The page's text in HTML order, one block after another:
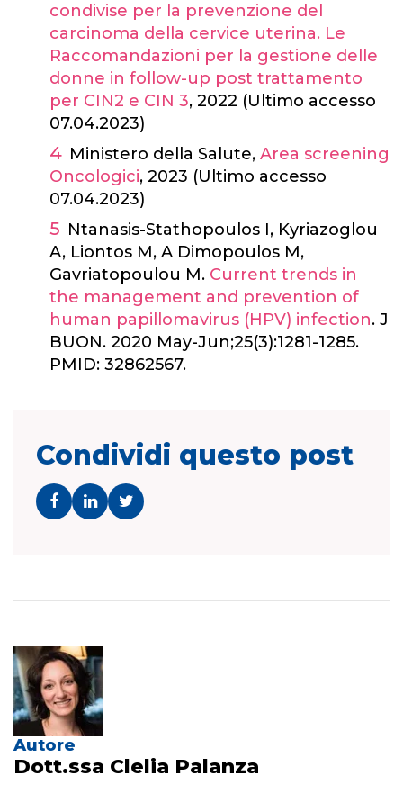
condivise per la prevenzione del
carcinoma della cervice uterina. Le
Raccomandazioni per la gestione delle
donne in follow-up post trattamento
per CIN2 e CIN 3, 2022 (Ultimo accesso
07.04.2023)
Ministero della Salute, Area screening
Oncologici, 2023 (Ultimo accesso
07.04.2023)
Ntanasis-Stathopoulos I, Kyriazoglou
A, Liontos M, A Dimopoulos M,
Gavriatopoulou M. Current trends in
the management and prevention of
human papillomavirus (HPV) infection. J
BUON. 2020 May-Jun;25(3):1281-1285.
PMID: 32862567.
Condividi questo post
Autore
Dott.ssa Clelia Palanza